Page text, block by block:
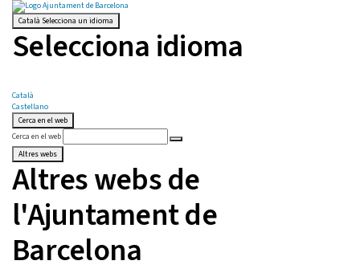
Català Selecciona un idioma
Selecciona idioma
Català
Castellano
Cerca en el web
Cerca en el web
Altres webs
Altres webs de
l'Ajuntament de
Barcelona